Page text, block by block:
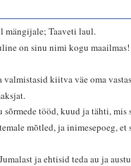
Taaveti laul.
on sinu nimi kogu
kiitva väe oma
sõrmede tööd, kuud ja tähti, mis
mõtled, ja inimesepoeg, et
ja ehtisid teda au ja